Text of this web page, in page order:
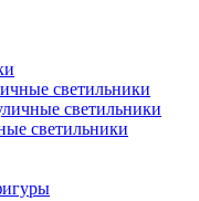
светильники
светильники
светильники